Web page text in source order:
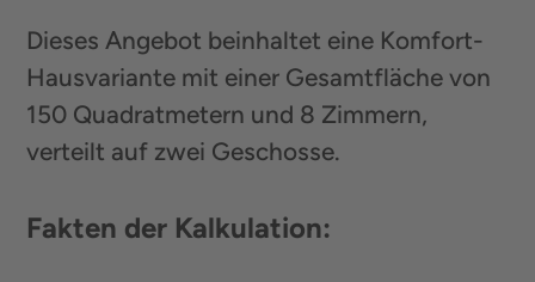
Dieses Angebot beinhaltet eine Komfort-
Hausvariante mit einer Gesamtfläche von
150 Quadratmetern und 8 Zimmern,
verteilt auf zwei Geschosse.
Fakten der Kalkulation: